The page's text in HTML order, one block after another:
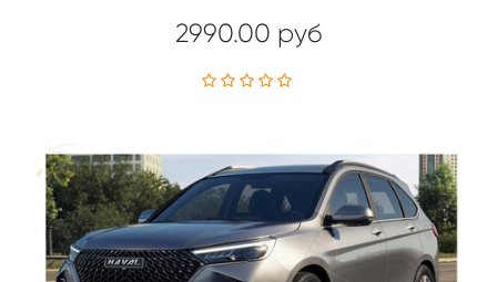
2990.00 руб